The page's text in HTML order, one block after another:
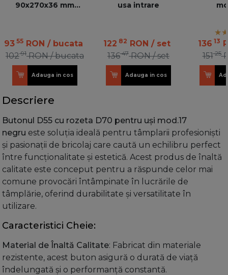
90x270x36 mm
93 55 RON / bucata
10291 RON / bucata
Adauga in cos
usa intrare
122 82 RON / set
13647 RON / set
Adauga in cos
136 13
15125
Descriere
Butonul D55 cu rozeta D70 pentru uși mod.17
negru este soluția ideală pentru tâmplarii profesioniști
și pasionații de bricolaj care caută un echilibru perfect
între funcționalitate și estetică. Acest produs de înaltă
calitate este conceput pentru a răspunde celor mai
comune provocări întâmpinate în lucrările de
tâmplărie, oferind durabilitate și versatilitate în
utilizare.
Caracteristici Cheie:
Material de Înaltă Calitate: Fabricat din materiale
rezistente, acest buton asigură o durată de viață
îndelungată și o performanță constantă.